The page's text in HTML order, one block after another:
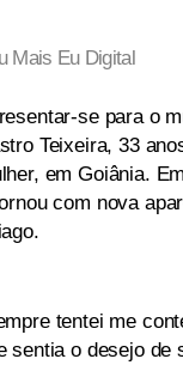
Mais Eu Digital
se para o
Teixeira, 33
em Goiânia.
com nova
tentei me
sentia o desejo de